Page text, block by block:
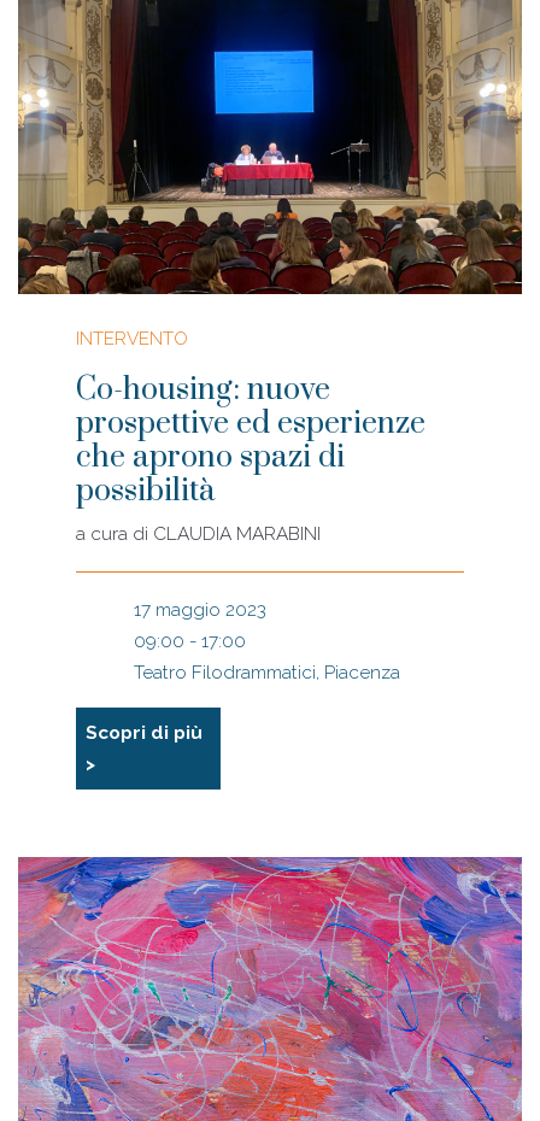
INTERVENTO
Co-housing: nuove
prospettive ed esperienze
che aprono spazi di
possibilità
a cura di CLAUDIA MARABINI
17 maggio 2023
09:00 - 17:00
Teatro Filodrammatici, Piacenza
Scopri di più
>